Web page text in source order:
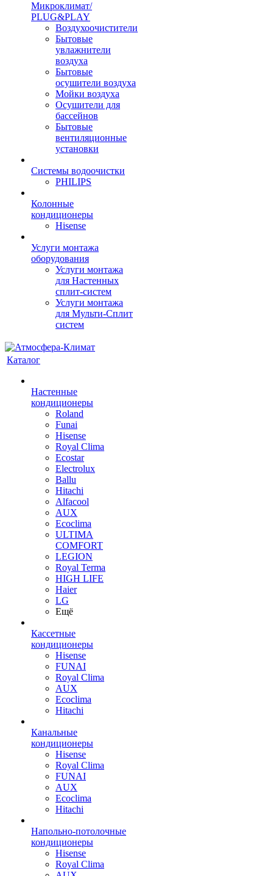
Микроклимат/
PLUG&PLAY
Воздухоочистители
Бытовые
увлажнители
воздуха
Бытовые
осушители воздуха
Мойки воздуха
Осушители для
бассейнов
Бытовые
вентиляционные
установки
Системы водоочистки
PHILIPS
Колонные
кондиционеры
Hisense
Услуги монтажа
оборудования
Услуги монтажа
для Настенных
сплит-систем
Услуги монтажа
для Мульти-Сплит
систем
Каталог
Настенные
кондиционеры
Roland
Funai
Hisense
Royal Clima
Ecostar
Electrolux
Ballu
Hitachi
Alfacool
AUX
Ecoclima
ULTIMA
COMFORT
LEGION
Royal Terma
HIGH LIFE
Haier
LG
Ещё
Кассетные
кондиционеры
Hisense
FUNAI
Royal Clima
AUX
Ecoclima
Hitachi
Канальные
кондиционеры
Hisense
Royal Clima
FUNAI
AUX
Ecoclima
Hitachi
Напольно-потолочные
кондиционеры
Hisense
Royal Clima